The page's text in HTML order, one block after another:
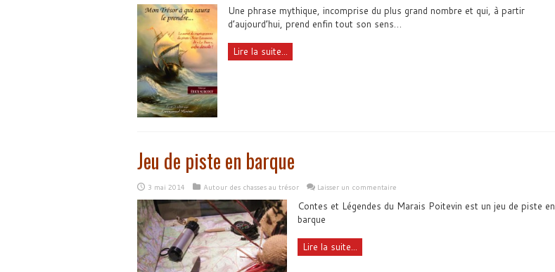
Une phrase mythique, incomprise du plus grand nombre et qui, à partir
d’aujourd’hui, prend enfin tout son sens…
Lire la suite...
Jeu de piste en barque
3 mai 2014 Autour des chasses au trésor Laisser un commentaire
Contes et Légendes du Marais Poitevin est un jeu de piste en
barque
Lire la suite...